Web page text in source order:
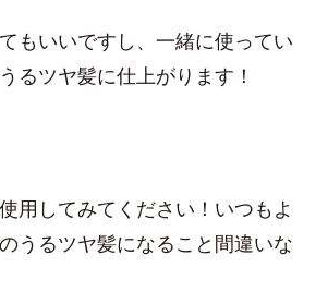
もいいですし、一緒に使ってい
るツヤ髪に仕上がります！
用してみてください！いつもよ
うるツヤ髪になること間違いな